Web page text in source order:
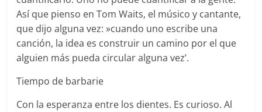
Así que pienso en Tom Waits, el músico y cantante,
que dijo alguna vez: »cuando uno escribe una
canción, la idea es construir un camino por el que
alguien más pueda circular alguna vez’.
Tiempo de barbarie
Con la esperanza entre los dientes. Es curioso. Al